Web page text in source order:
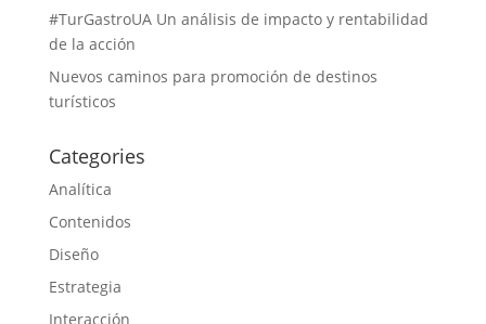
#TurGastroUA Un análisis de impacto y rentabilidad
de la acción
Nuevos caminos para promoción de destinos
turísticos
Categories
Analítica
Contenidos
Diseño
Estrategia
Interacción